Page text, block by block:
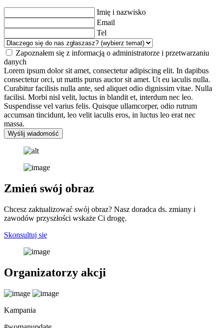
Imię i nazwisko
Email
Tel
Zapoznałem się z informacją o administratorze i przetwarzaniu
danych
Lorem ipsum dolor sit amet, consectetur adipiscing elit. In dapibus
consectetur orci, ut mattis purus auctor sit amet. Ut eu iaculis nulla.
Curabitur facilisis nulla ante, sed aliquet odio dignissim vitae. Nulla
facilisi. Morbi nisl velit, luctus in blandit et, interdum nec leo.
Suspendisse vel varius felis. Quisque ullamcorper, odio rutrum
accumsan tincidunt, leo velit iaculis eros, in luctus leo erat nec
massa.
Wyślij wiadomość
Zmień swój obraz
Chcesz zaktualizować swój obraz? Nasz doradca ds. zmiany i
zawodów przyszłości wskaże Ci drogę.
Skonsultuj się
Organizatorzy akcji
Kampania